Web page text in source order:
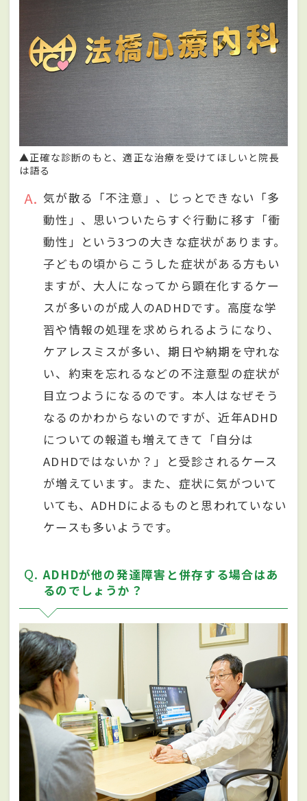
▲正確な診断のもと、適正な治療を受けてほしいと院長
は語る
A
気が散る「不注意」、じっとできない「多
動性」、思いついたらすぐ行動に移す「衝
動性」という3つの大きな症状があります。
子どもの頃からこうした症状がある方もい
ますが、大人になってから顕在化するケー
スが多いのが成人のADHDです。高度な学
習や情報の処理を求められるようになり、
ケアレスミスが多い、期日や納期を守れな
い、約束を忘れるなどの不注意型の症状が
目立つようになるのです。本人はなぜそう
なるのかわからないのですが、近年ADHD
についての報道も増えてきて「自分は
ADHDではないか？」と受診されるケース
が増えています。また、症状に気がついて
いても、ADHDによるものと思われていない
ケースも多いようです。
Q
ADHDが他の発達障害と併存する場合はあ
るのでしょうか？